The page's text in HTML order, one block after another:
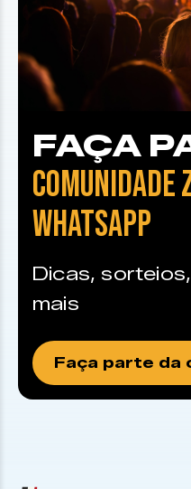
FAÇA
COMUNIDADE
WHATSAPP
Dicas,
mais
Faça parte da